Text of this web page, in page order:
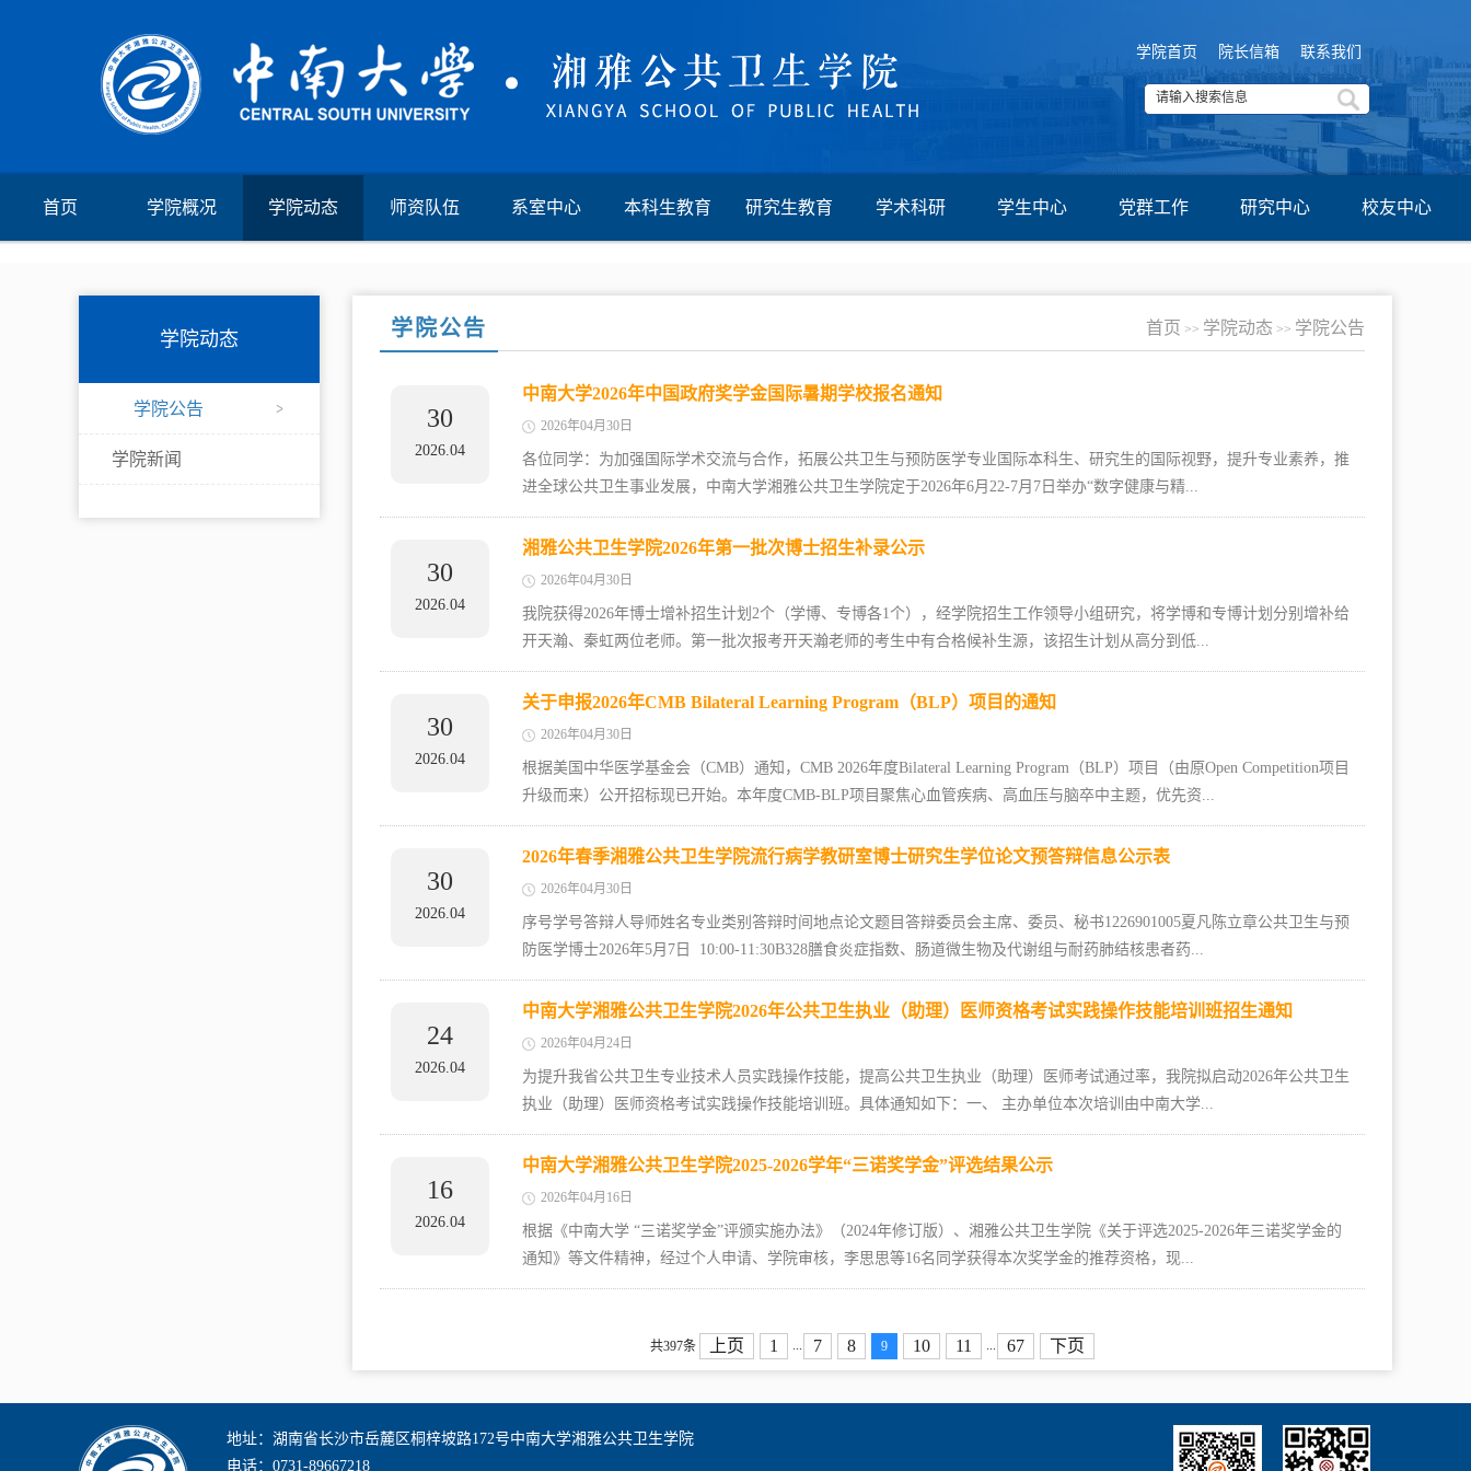
学院首页 院长信箱 联系我们
首页 学院概况 学院动态 师资队伍 系室中心 本科生教育 研究生教育 学术科研 学生中心 党群工作 研究中心 校友中心
学院动态
学院公告
学院新闻
学院公告 首页 >> 学院动态 >> 学院公告
30
2026.04
中南大学2026年中国政府奖学金国际暑期学校报名通知
2026年04月30日
各位同学：为加强国际学术交流与合作，拓展公共卫生与预防医学专业国际本科生、研究生的国际视野，提升专业素养，推
进全球公共卫生事业发展，中南大学湘雅公共卫生学院定于2026年6月22-7月7日举办“数字健康与精...
30
2026.04
湘雅公共卫生学院2026年第一批次博士招生补录公示
2026年04月30日
我院获得2026年博士增补招生计划2个（学博、专博各1个），经学院招生工作领导小组研究，将学博和专博计划分别增补给
开天瀚、秦虹两位老师。第一批次报考开天瀚老师的考生中有合格候补生源，该招生计划从高分到低...
30
2026.04
关于申报2026年CMB Bilateral Learning Program（BLP）项目的通知
2026年04月30日
根据美国中华医学基金会（CMB）通知，CMB 2026年度Bilateral Learning Program（BLP）项目（由原Open Competition项目
升级而来）公开招标现已开始。本年度CMB-BLP项目聚焦心血管疾病、高血压与脑卒中主题，优先资...
30
2026.04
2026年春季湘雅公共卫生学院流行病学教研室博士研究生学位论文预答辩信息公示表
2026年04月30日
序号学号答辩人导师姓名专业类别答辩时间地点论文题目答辩委员会主席、委员、秘书1226901005夏凡陈立章公共卫生与预
防医学博士2026年5月7日 10:00-11:30B328膳食炎症指数、肠道微生物及代谢组与耐药肺结核患者药...
24
2026.04
中南大学湘雅公共卫生学院2026年公共卫生执业（助理）医师资格考试实践操作技能培训班招生通知
2026年04月24日
为提升我省公共卫生专业技术人员实践操作技能，提高公共卫生执业（助理）医师考试通过率，我院拟启动2026年公共卫生
执业（助理）医师资格考试实践操作技能培训班。具体通知如下：一、 主办单位本次培训由中南大学...
16
2026.04
中南大学湘雅公共卫生学院2025-2026学年“三诺奖学金”评选结果公示
2026年04月16日
根据《中南大学 “三诺奖学金”评颁实施办法》（2024年修订版）、湘雅公共卫生学院《关于评选2025-2026年三诺奖学金的
通知》等文件精神，经过个人申请、学院审核，李思思等16名同学获得本次奖学金的推荐资格，现...
共397条 上页 1 7 8 9 10 11 67 下页
地址：湖南省长沙市岳麓区桐梓坡路172号中南大学湘雅公共卫生学院
电话：0731-89667218